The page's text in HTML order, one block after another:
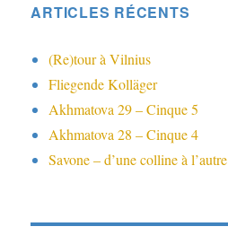
ARTICLES RÉCENTS
(Re)tour à Vilnius
Fliegende Kolläger
Akhmatova 29 – Cinque 5
Akhmatova 28 – Cinque 4
Savone – d’une colline à l’autre